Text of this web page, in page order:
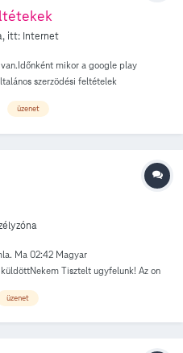
, itt: Internet
mikor a google play
szerzödési feltételek
kéri csak
üzenet
Ma 02:42 Magyar
Tisztelt ugyfelunk! Az on
atnezheti a szamlan szereplo
üzenet